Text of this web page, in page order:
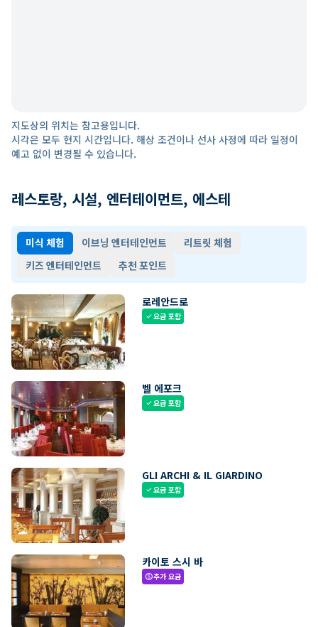
지도상의 위치는 참고용입니다.
시각은 모두 현지 시간입니다. 해상 조건이나 선사 사정에 따라 일정이
예고 없이 변경될 수 있습니다.
레스토랑, 시설, 엔터테이먼트, 에스테
미식 체험 이브닝 엔터테인먼트
리트릿 체험
키즈 엔터테인먼트
추천 포인트
로레안드로
check요금 포함
벨 에포크
check요금 포함
GLI ARCHI & IL GIARDINO
check요금 포함
카이토 스시 바
paid추가 요금